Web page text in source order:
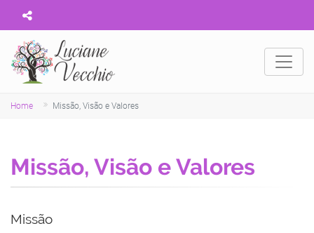
Home Missão, Visão e Valores
Missão, Visão e Valores
Missão